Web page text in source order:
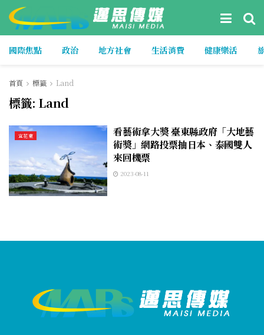
國際焦點 政治 地方社會 生活消費 健康樂活
首頁 標籤 Land
標籤: Land
宜花東
看藝術拿大獎 臺東縣政府「大地藝
術獎」網路投票抽日本、泰國雙人
來回機票
2023-08-11